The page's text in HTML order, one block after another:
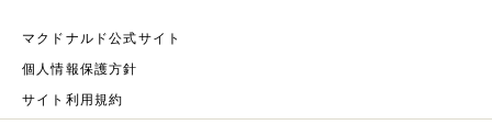
マクドナルド公式サイト
個人情報保護方針
サイト利用規約